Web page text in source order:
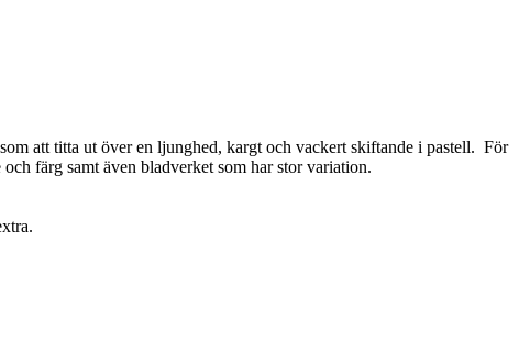
att titta ut över en ljunghed, kargt och vackert skiftande i pastell. För
färg samt även bladverket som har stor variation.